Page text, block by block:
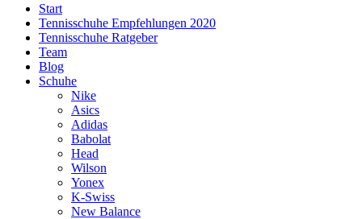
Start
Tennisschuhe Empfehlungen 2020
Tennisschuhe Ratgeber
Team
Blog
Schuhe
Nike
Asics
Adidas
Babolat
Head
Wilson
Yonex
K-Swiss
New Balance